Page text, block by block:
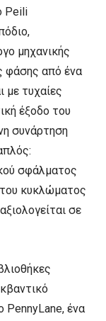
Peili
μηχανικής
φάσης από ένα
με τυχαίες
έξοδο του
συνάρτηση
σφάλματος
κυκλώματος
σε
PennyLane, ένα